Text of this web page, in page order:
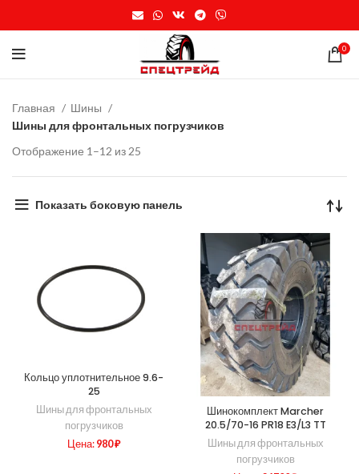
0
Главная
Шины
Шины для фронтальных погрузчиков
Отображение 1–12 из 25
Показать боковую панель
Кольцо уплотнительное 9.6-
25
Шины для фронтальных
погрузчиков
Цена: 980₽
Шинокомплект Marcher
20.5/70-16 PR18 E3/L3 TT
Шины для фронтальных
погрузчиков